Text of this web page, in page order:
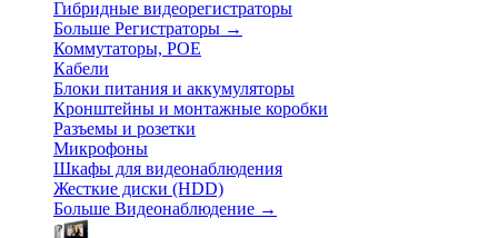
Гибридные видеорегистраторы
Больше Регистраторы →
Коммутаторы, POE
Кабели
Блоки питания и аккумуляторы
Кронштейны и монтажные коробки
Разъемы и розетки
Микрофоны
Шкафы для видеонаблюдения
Жесткие диски (HDD)
Больше Видеонаблюдение →